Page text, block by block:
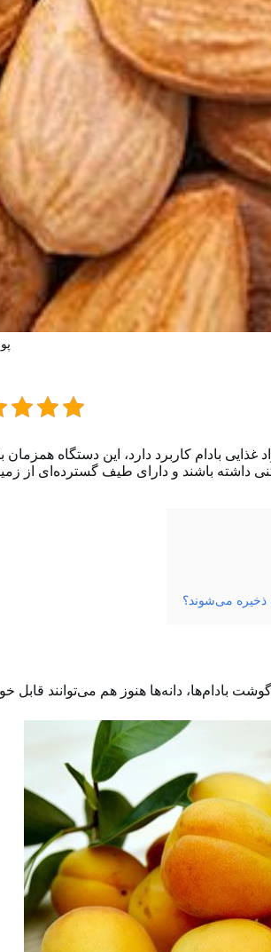
غذایی بادام کاربرد دارد، این دستگاه
داشته باشند و دارای طیف گسترده‌ای از
ذخیره می‌شوند؟
بادام‌ها، دانه‌ها هنوز هم می‌توانند